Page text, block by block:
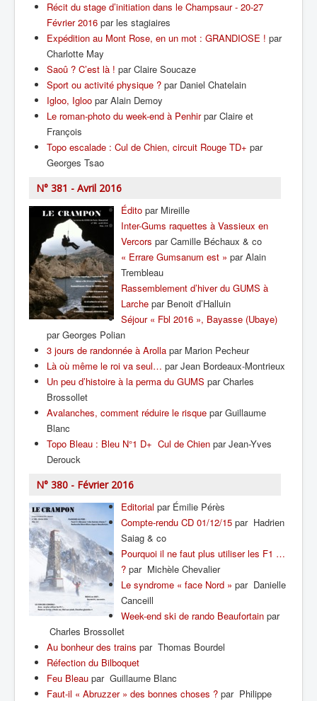
Récit du stage d’initiation dans le Champsaur - 20-27
Février 2016 par les stagiaires
Expédition au Mont Rose, en un mot : GRANDIOSE ! par
Charlotte May
Saoû ? C’est là ! par Claire Soucaze
Sport ou activité physique ? par Daniel Chatelain
Igloo, Igloo par Alain Demoy
Le roman-photo du week-end à Penhirpar Claire et
François
Topo escalade : Cul de Chien, circuit Rouge TD+ par
Georges Tsao
N° 381 - Avril 2016
Édito par Mireille
Inter-Gums raquettes à Vassieux en
Vercors par Camille Béchaux & co
« Errare Gumsanum est » par Alain
Trembleau
Rassemblement d’hiver du GUMS à
Larche par Benoit d’Halluin
Séjour « Fbl 2016 », Bayasse (Ubaye)
par Georges Polian
3 jours de randonnée à Arolla par Marion Pecheur
Là où même le roi va seul… par Jean Bordeaux-Montrieux
Un peu d’histoire à la perma du GUMS par Charles
Brossollet
Avalanches, comment réduire le risque par Guillaume
Blanc
Topo Bleau : Bleu N°1 D+ Cul de Chien par Jean-Yves
Derouck
N° 380 - Février 2016
Editorial par Émilie Pérès
Compte-rendu CD 01/12/15 par Hadrien
Saiag & co
Pourquoi il ne faut plus utiliser les F1 …
? par Michèle Chevalier
Le syndrome « face Nord » par Danielle
Canceill
Week-end ski de rando Beaufortain par
Charles Brossollet
Au bonheur des trains par Thomas Bourdel
Réfection du Bilboquet
Feu Bleau par Guillaume Blanc
Faut-il « Abruzzer » des bonnes choses ? par Philippe